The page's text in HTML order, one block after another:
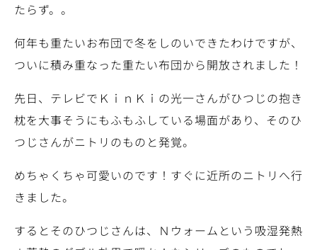
たらず。。
何年も重たいお布団で冬をしのいできたわけですが、
ついに積み重なった重たい布団から開放されました！
先日、テレビでＫｉｎＫｉの光一さんがひつじの抱き
枕を大事そうにもふもふしている場面があり、そのひ
つじさんがニトリのものと発覚。
めちゃくちゃ可愛いのです！すぐに近所のニトリへ行
きました。
するとそのひつじさんは、Ｎウォームという吸湿発熱